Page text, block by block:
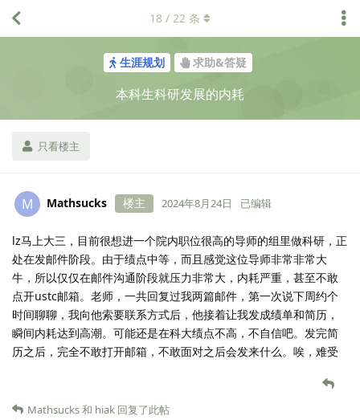
生涯规划 求助&答疑
本科生科研发展的内耗
只看楼主
18 / 22 条
M Mathsucks 楼主 2024年8月24日 已编辑
lz马上大三，目前很想进一个院内职位很高的导师的组里做科研，正
处在发邮件阶段。由于绩点中等，而且感觉这位导师非常非常大
牛，所以仅仅在邮件沟通阶段就压力非常大，内耗严重，甚至不敢
点开ustc邮箱。老师，一共回复过我两篇邮件，第一次说下周约个
时间聊聊，我向他索要联系方式后，他接着让我发成绩单和简历，
瞬间内耗达到高潮。可能还是在科大绩点不高，不自信吧。发完简
历之后，完全不敢打开邮箱，不敢面对之后会发来什么。唉，难受
Mathsucks和 hiak 回复了此帖